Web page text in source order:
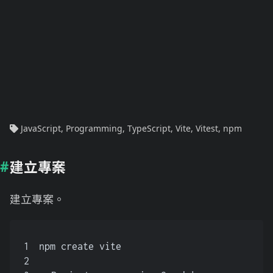
JavaScript, Programming, TypeScript, Vite, Vitest, npm
建立專案
建立專案。
1
2
npm create vite